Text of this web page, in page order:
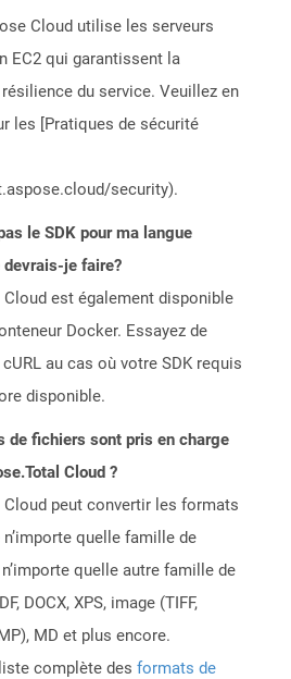
Cloud utilise les serveurs
EC2 qui garantissent la
du service. Veuillez en
les [Pratiques de sécurité
security).
le SDK pour ma langue
devrais-je faire?
est également disponible
Docker. Essayez de
cURL au cas où votre SDK requis
disponible.
de fichiers sont pris en charge
Cloud ?
peut convertir les formats
quelle famille de
quelle autre famille de
DOCX, XPS, image (TIFF,
MD et plus encore.
complète des formats de